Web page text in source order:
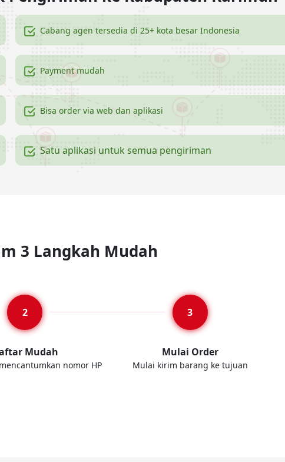
Cabang agen tersedia di 25+ kota besar Indonesia
Payment mudah
Bisa order via web dan aplikasi
Satu aplikasi untuk semua pengiriman
3 Langkah Mudah
Mudah
nomor HP
Mulai Order
Mulai kirim barang ke tujuan